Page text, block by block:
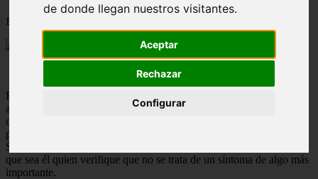
de donde llegan nuestros visitantes.
Aceptar
Rechazar
Configurar
📅 02/02/2025
El paladar es una de las partes de la cavidad bucal a la que menos
atención se suele prestar. El
paladar blanco
consecuencia de la dejadez en los cuidados y la higiene del paladar
por lo que, habitualmente, no representa ninguna enfermedad grave.
Sin embargo, es recomendable acudir a la consulta del médico para
que sea él quien verifique que no se trata de un síntoma de algo más
importante.